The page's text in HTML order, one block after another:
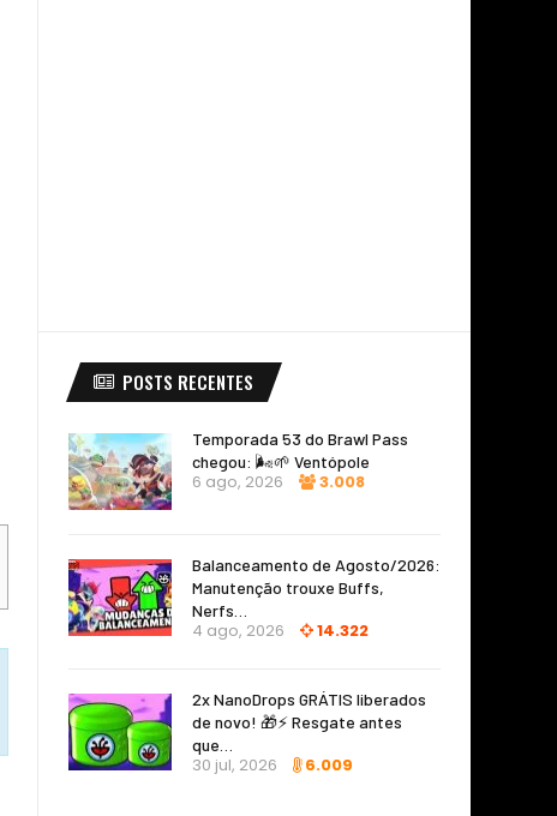
POSTS RECENTES
Temporada 53 do Brawl Pass
chegou: 🌬️🌱 Ventópole
6 ago, 2026 3.008
Balanceamento de Agosto/2026:
Manutenção trouxe Buffs,
Nerfs…
4 ago, 2026 14.322
2x NanoDrops GRÁTIS liberados
de novo! 🎁⚡ Resgate antes
que…
30 jul, 2026 6.009